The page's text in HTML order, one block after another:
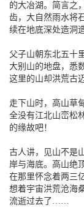
的大冶湖。简言之
齿，大自然雨水将
续在地底深处造洞
父子山朝东北五十
大别山的地盘，悉
这里的山却洪荒古
走下山时，高山草
全没有江北山峦松
的缘故吧！
古人讲，见山不是
岸与海底。高山绝
在那里怀念着两三
想着宇宙洪荒沧海
流逝过去了……